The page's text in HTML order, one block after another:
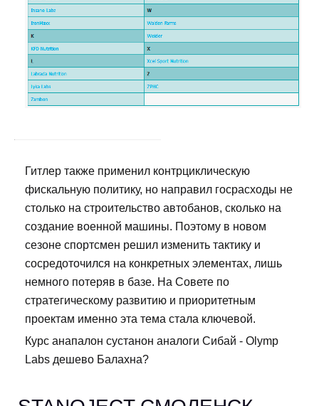
Гитлер также применил контрциклическую
фискальную политику, но направил госрасходы не
столько на строительство автобанов, сколько на
создание военной машины. Поэтому в новом
сезоне спортсмен решил изменить тактику и
сосредоточился на конкретных элементах, лишь
немного потеряв в базе. На Совете по
стратегическому развитию и приоритетным
проектам именно эта тема стала ключевой.
Курс анапалон сустанон аналоги Сибай - Olymp
Labs дешево Балахна?